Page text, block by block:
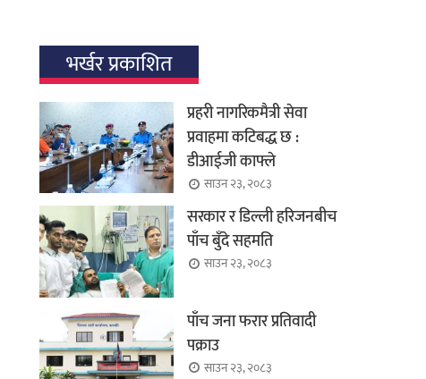
भर्खर प्रकाशित
प्रहरी नागरिकमैत्री सेवा
प्रवाहमा कटिबद्ध छ :
डीआईजी काफ्ले
साउन २३, २०८३
सरकार र डिल्ली हरिजनबीच
पाँच बुँदे सहमति
साउन २३, २०८३
पाँच जना फरार प्रतिवादी
पक्राउ
साउन २३, २०८३